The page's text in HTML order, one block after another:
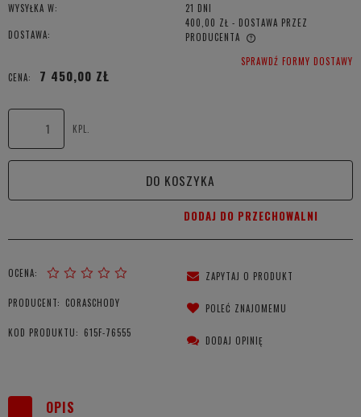
WYSYŁKA W: 21 DNI
DOSTAWA:
400,00 ZŁ - DOSTAWA PRZEZ
PRODUCENTA
CENA NIE ZAWIERA EWENTUALNYCH KOSZTÓW PŁATNOŚCISPRAWDŹ FORMY DOSTAWY
CENA:
7 450,00 ZŁ
KPL.
DO KOSZYKA
DODAJ DO PRZECHOWALNI
OCENA:
PRODUCENT: CORASCHODY
KOD PRODUKTU: 615F-76555
ZAPYTAJ O PRODUKT
POLEĆ ZNAJOMEMU
DODAJ OPINIĘ
OPIS